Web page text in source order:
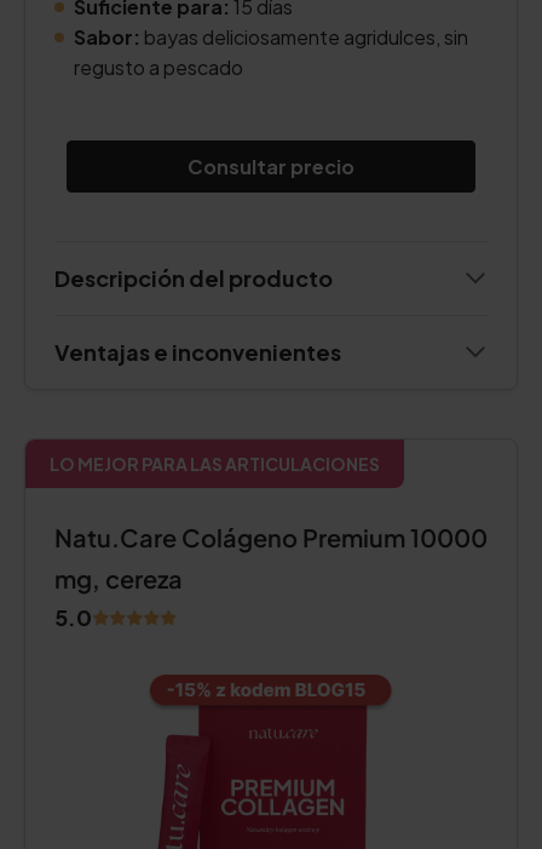
Suficiente para: 15 días
Sabor: bayas deliciosamente agridulces, sin
regusto a pescado
Consultar precio
Descripción del producto
Ventajas e inconvenientes
LO MEJOR PARA LAS ARTICULACIONES
Natu.Care Colágeno Premium 10000
mg, cereza
5.0